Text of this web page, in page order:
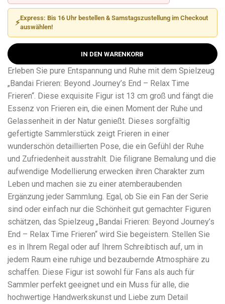
⚡Express: Bis 16 Uhr bestellen & Samstagszustellung im Checkout
auswählen!
IN DEN WARENKORB
Erleben Sie pure Entspannung und Ruhe mit dem Spielzeug
„Bandai Frieren: Beyond Journey’s End – Relax Time
Frieren“. Diese exquisite Figur ist 13 cm groß und fängt die
Essenz von Frieren ein, die einen Moment der Ruhe und
Gelassenheit in der Natur genießt. Dieses sorgfältig
gefertigte Sammlerstück zeigt Frieren in einer
wunderschön detaillierten Pose, die ein Gefühl der Ruhe
und Zufriedenheit ausstrahlt. Die filigrane Bemalung und die
aufwendige Modellierung erwecken ihren Charakter zum
Leben und machen sie zu einer atemberaubenden
Ergänzung jeder Sammlung. Egal, ob Sie ein Fan der Serie
sind oder einfach nur die Schönheit gut gemachter Figuren
schätzen, das Spielzeug „Bandai Frieren: Beyond Journey’s
End – Relax Time Frieren“ wird Sie begeistern. Stellen Sie
es in Ihrem Regal oder auf Ihrem Schreibtisch auf, um in
jedem Raum eine ruhige und bezaubernde Atmosphäre zu
schaffen. Diese Figur ist sowohl für Fans als auch für
Sammler perfekt geeignet und ein Muss für alle, die
hochwertige Handwerkskunst und Liebe zum Detail